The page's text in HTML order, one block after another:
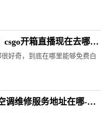
csgo开箱直播现在去哪里
好奇，到底在哪里能够免费白
调维修服务地址在哪-天